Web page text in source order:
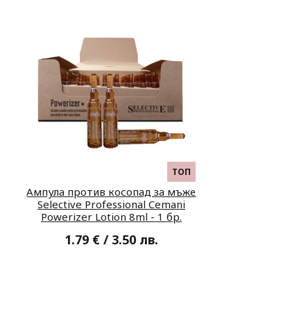
ТОП
Ампула против косопад за мъже
Selective Professional Cemani
Powerizer Lotion 8ml - 1 бр.
1.79 € / 3.50 лв.